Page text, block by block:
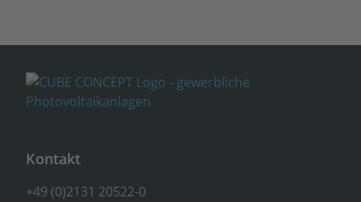
Kontakt
+49 (0)2131 20522-0